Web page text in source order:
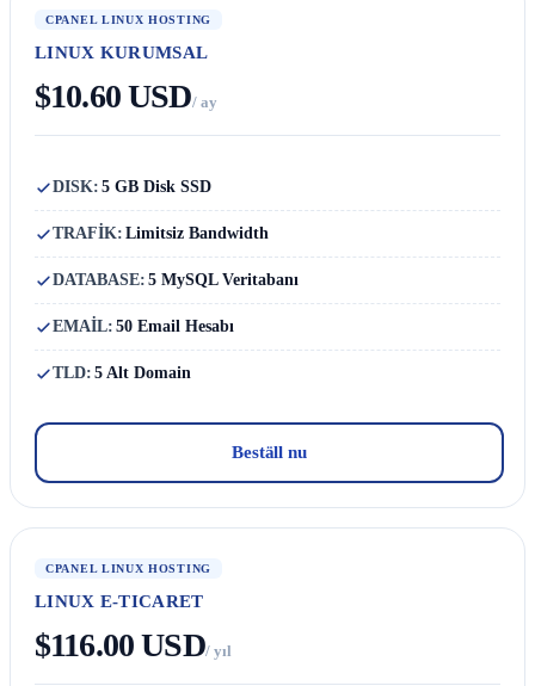
CPANEL LINUX HOSTING
LINUX KURUMSAL
$10.60 USD/ ay
DISK: 5 GB Disk SSD
TRAFİK: Limitsiz Bandwidth
DATABASE: 5 MySQL Veritabanı
EMAİL: 50 Email Hesabı
TLD: 5 Alt Domain
Beställ nu
CPANEL LINUX HOSTING
LINUX E-TICARET
$116.00 USD/ yıl